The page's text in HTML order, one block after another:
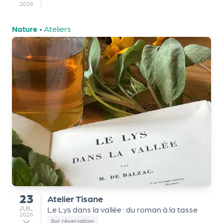
2026
Nature • Ateliers
du
23
JUILLET
JUIL.
2026
Atelier Tisane
Le Lys dans la vallée : du roman à la tasse
Sur réservation
n
t
A
n
a
ir
d
e
s
o
g